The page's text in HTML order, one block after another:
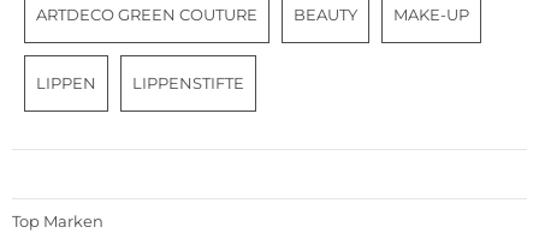
ARTDECO GREEN COUTURE BEAUTY MAKE-UP
LIPPEN LIPPENSTIFTE
Top Marken